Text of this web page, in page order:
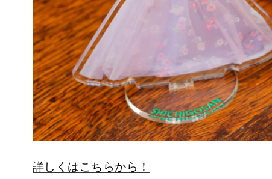
詳しくはこちらから！